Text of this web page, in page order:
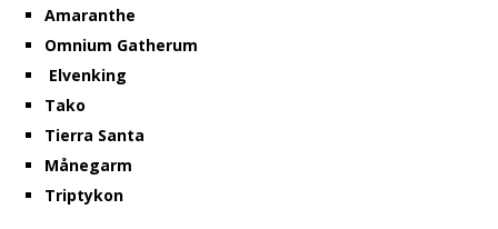
Amaranthe
Omnium Gatherum
Elvenking
Tako
Tierra Santa
Månegarm
Triptykon